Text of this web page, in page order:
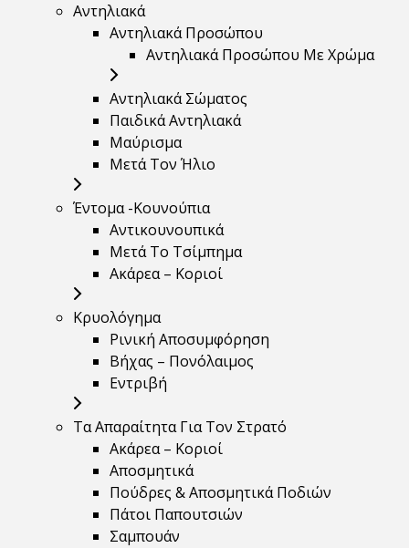
Αντηλιακά
Αντηλιακά Προσώπου
Αντηλιακά Προσώπου Με Χρώμα
Αντηλιακά Σώματος
Παιδικά Αντηλιακά
Μαύρισμα
Mετά Τον Ήλιο
Έντομα -Κουνούπια
Αντικουνουπικά
Μετά Το Τσίμπημα
Ακάρεα – Κοριοί
Κρυολόγημα
Ρινική Αποσυμφόρηση
Βήχας – Πονόλαιμος
Εντριβή
Τα Απαραίτητα Για Τον Στρατό
Ακάρεα – Κοριοί
Αποσμητικά
Πούδρες & Αποσμητικά Ποδιών
Πάτοι Παπουτσιών
Σαμπουάν